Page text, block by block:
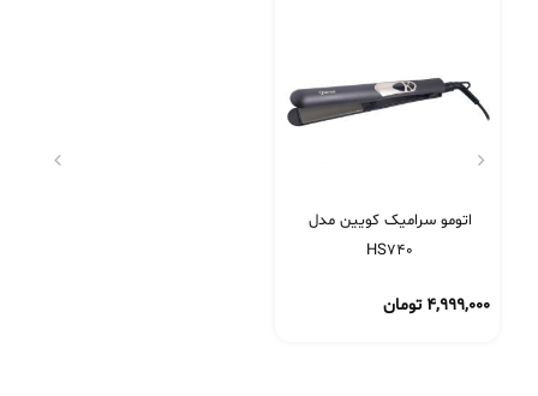
اتومو سرامیک کویین مدل
HS740
۴,۹۹۹,۰۰۰ تومان